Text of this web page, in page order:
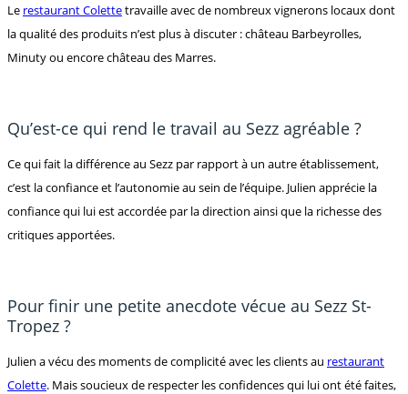
Le restaurant Colettetravaille avec de nombreux vignerons locaux dont
la qualité des produits n’est plus à discuter : château Barbeyrolles,
Minuty ou encore château des Marres.
Qu’est-ce qui rend le travail au Sezz agréable ?
Ce qui fait la différence au Sezz par rapport à un autre établissement,
c’est la confiance et l’autonomie au sein de l’équipe. Julien apprécie la
confiance qui lui est accordée par la direction ainsi que la richesse des
critiques apportées.
Pour finir une petite anecdote vécue au Sezz St-
Tropez ?
Julien a vécu des moments de complicité avec les clients au restaurant
Colette. Mais soucieux de respecter les confidences qui lui ont été faites,